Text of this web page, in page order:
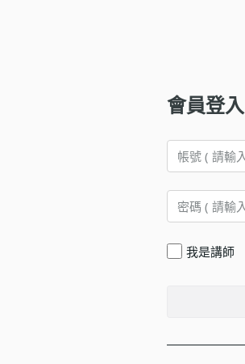
會員登入
我是講師